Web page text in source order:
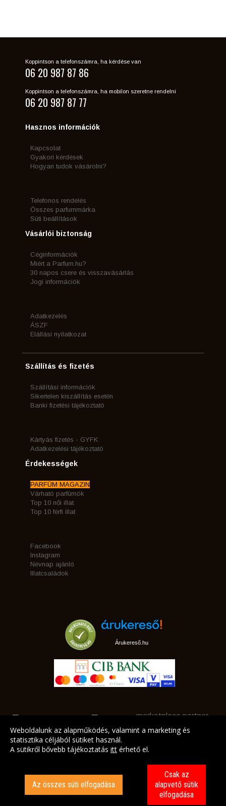
Koppintson a telefonszámra, ha kérdése van
06 20 987 87 86
Koppintson a telefonszámra, ha mobilon szeretne rendelni
06 20 987 87 77
Hasznos információk
Kapcsolat
Gyakori kérdések
Hogyan tudok vásárolni?
Telefonos rendelés
Összes parfummárka
Süti beállítások
Vásárlói biztonság
Céginformációk
Miért a Parfum.hu?
30 napos csere és visszavásárlás
Jogi információk
Adatkezelés
ÁSZF
Elállási nyilatkozat
Szállítás és fizetés
Szállítási információk
Sikertelen kiszállítás esetén
Banki fizetési tájékoztató
Kártyás fizetés - GYFK
Adatkezelési tájékoztató
Érdekességek
PARFÜM MAGAZIN
Várható parfümök
Top 10 női illat
Top 10 férfi illat
Facebook
Instagram
Névnap ajánló
Illatcsaládok
Árukereső.hu
marketplace partner
Weboldalunk az alapműködés, valamint a marketing és
statisztika céljából sütiket használ.
A sütikről bővebb tájékoztatás itt érhető el.
Az összes süti elfogadása
Csak az
alapvető sütik
elfogadása